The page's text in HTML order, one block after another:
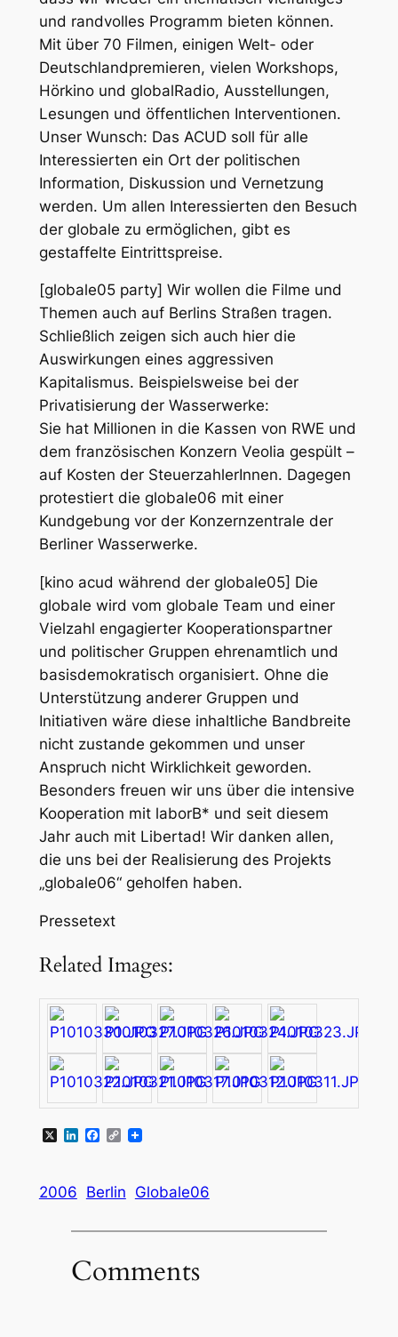
und randvolles Programm bieten können.
Mit über 70 Filmen, einigen Welt- oder
Deutschlandpremieren, vielen Workshops,
Hörkino und globalRadio, Ausstellungen,
Lesungen und öffentlichen Interventionen.
Unser Wunsch: Das ACUD soll für alle
Interessierten ein Ort der politischen
Information, Diskussion und Vernetzung
werden. Um allen Interessierten den Besuch
der globale zu ermöglichen, gibt es
gestaffelte Eintrittspreise.
[globale05 party] Wir wollen die Filme und
Themen auch auf Berlins Straßen tragen.
Schließlich zeigen sich auch hier die
Auswirkungen eines aggressiven
Kapitalismus. Beispielsweise bei der
Privatisierung der Wasserwerke:
Sie hat Millionen in die Kassen von RWE und
dem französischen Konzern Veolia gespült –
auf Kosten der SteuerzahlerInnen. Dagegen
protestiert die globale06 mit einer
Kundgebung vor der Konzernzentrale der
Berliner Wasserwerke.
[kino acud während der globale05] Die
globale wird vom globale Team und einer
Vielzahl engagierter Kooperationspartner
und politischer Gruppen ehrenamtlich und
basisdemokratisch organisiert. Ohne die
Unterstützung anderer Gruppen und
Initiativen wäre diese inhaltliche Bandbreite
nicht zustande gekommen und unser
Anspruch nicht Wirklichkeit geworden.
Besonders freuen wir uns über die intensive
Kooperation mit laborB* und seit diesem
Jahr auch mit Libertad! Wir danken allen,
die uns bei der Realisierung des Projekts
„globale06“ geholfen haben.
Pressetext
Related Images:
X LinkedIn
Facebook
Copy
2006 Berlin Globale06
Comments